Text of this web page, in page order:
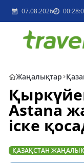
07.08.2026
Жаңалықтар
Astana
іске
ҚАЗАҚСТАН